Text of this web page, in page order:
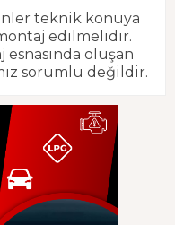
teknik konuya
edilmelidir.
oluşan
sorumlu değildir.